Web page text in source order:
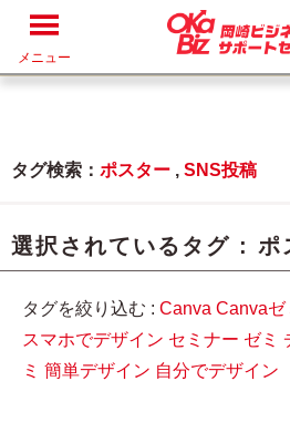
メニュー
タグ検索： ポスター , SNS投稿
選択されているタグ : ポ
タグを絞り込む : Canva Canvaゼ
スマホでデザイン セミナー ゼミ
ミ 簡単デザイン 自分でデザイン